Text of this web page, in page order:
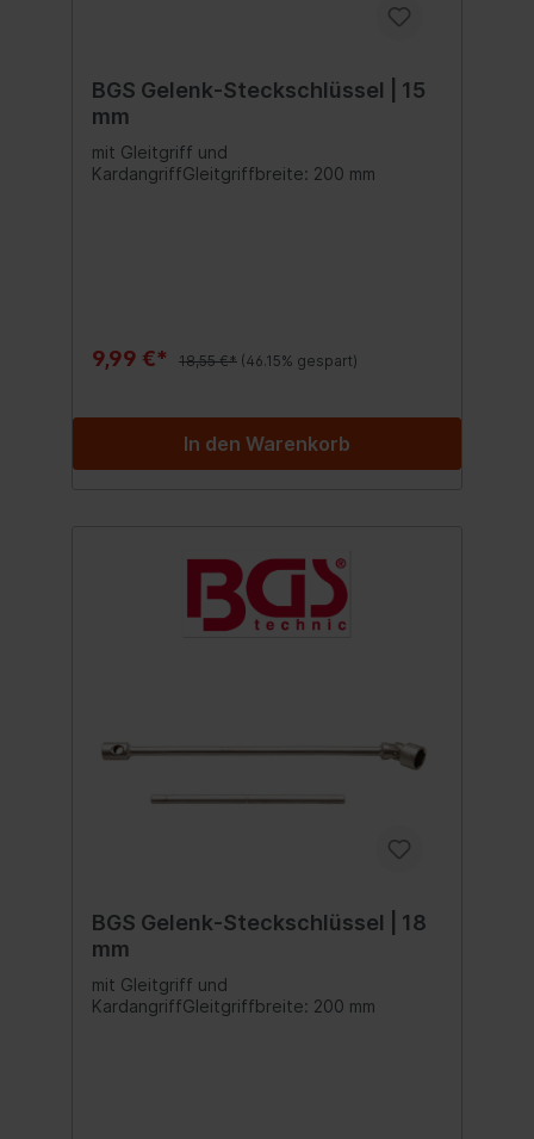
BGS Gelenk-Steckschlüssel | 15
mm
mit Gleitgriff und
KardangriffGleitgriffbreite: 200 mm
9,99 €* 18,55 €* (46.15% gespart)
In den Warenkorb
BGS Gelenk-Steckschlüssel | 18
mm
mit Gleitgriff und
KardangriffGleitgriffbreite: 200 mm